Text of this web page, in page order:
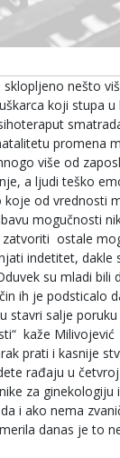
sklopljeno nešto
koji stupa u
promena
više od
a ljudi teško
koje od vrednosti
mogučnosti
ostale
indetitet, dakle
su mladi bili
ih je podsticalo
stavri salje
kaže Milivojević
prati i kasnije
rađaju u
za ginekologiju
i ako nema
danas je to